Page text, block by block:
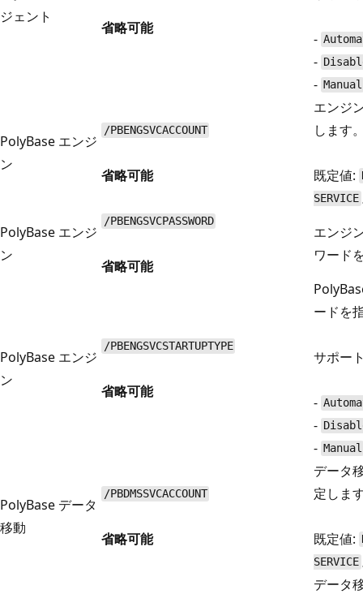
ジェント
省略可能
-
-
- Manual
PolyBase エンジ
ン
/PBENGSVCACCOUNT
省略可能
エンジ
します
既定値:
SERVICE
PolyBase エンジ
ン
/PBENGSVCPASSWORD
省略可能
エンジ
ワード
PolyBase エンジ
ン
/PBENGSVCSTARTUPTYPE
省略可能
ードを
サポー
-
-
- Manual
PolyBase データ
移動
/PBDMSSVCACCOUNT
省略可能
データ
定しま
既定値:
SERVICE
データ